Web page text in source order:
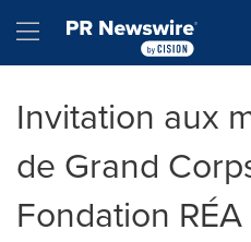
Hamburger menu
Invitation aux
de Grand
Fondation RÉA